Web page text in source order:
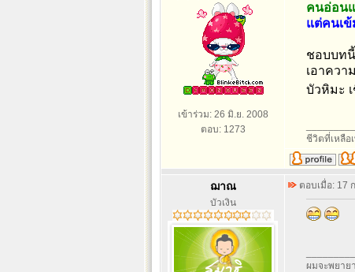
เข้าร่วม: 26 มิ.ย. 2008
ตอบ: 1273
คนอ่อน
แต่คนเ
ชอบบทนี้
เอาคว
บัวหิมะ
ชีวิตที่เหลือ
ฌาณ
บัวเงิน
ตอบเมื่อ: 17
ผมจะพยาย